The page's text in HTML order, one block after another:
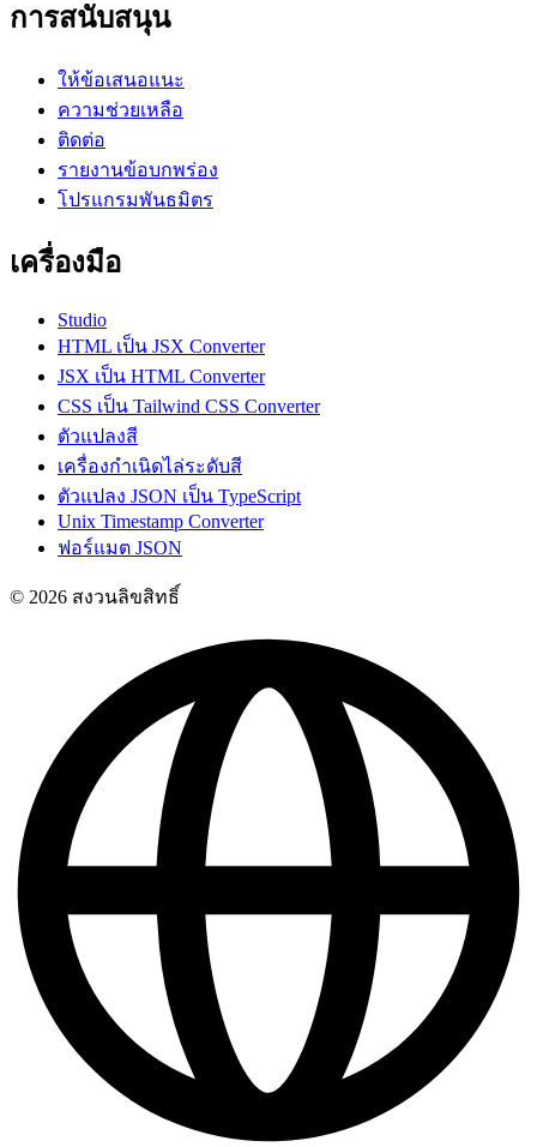
การสนับสนุน
ให้ข้อเสนอแนะ
ความช่วยเหลือ
ติดต่อ
รายงานข้อบกพร่อง
โปรแกรมพันธมิตร
เครื่องมือ
Studio
HTML เป็น JSX Converter
JSX เป็น HTML Converter
CSS เป็น Tailwind CSS Converter
ตัวแปลงสี
เครื่องกำเนิดไล่ระดับสี
ตัวแปลง JSON เป็น TypeScript
Unix Timestamp Converter
ฟอร์แมต JSON
© 2026 สงวนลิขสิทธิ์